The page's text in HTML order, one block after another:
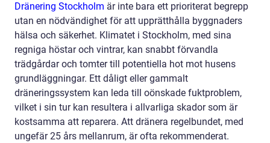
Dränering Stockholm är inte bara ett prioriterat begrepp
utan en nödvändighet för att upprätthålla byggnaders
hälsa och säkerhet. Klimatet i Stockholm, med sina
regniga höstar och vintrar, kan snabbt förvandla
trädgårdar och tomter till potentiella hot mot husens
grundläggningar. Ett dåligt eller gammalt
dräneringssystem kan leda till oönskade fuktproblem,
vilket i sin tur kan resultera i allvarliga skador som är
kostsamma att reparera. Att dränera regelbundet, med
ungefär 25 års mellanrum, är ofta rekommenderat.